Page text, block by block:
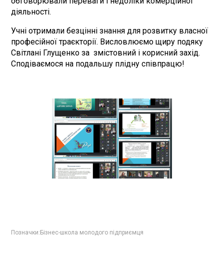
діяльності.
Учні отримали безцінні знання для розвитку власної
професійної траєкторії. Висловлюємо щиру подяку
Світлані Глущенко за змістовний і корисний захід.
Сподіваємося на подальшу плідну співпрацю!
Позначки:Бізнес-школа молодого підприємця